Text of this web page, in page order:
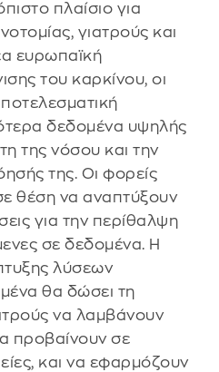
πλαίσιο για
γιατρούς και
ευρωπαϊκή
του καρκίνου, οι
δεδομένα υψηλής
της νόσου και την
της. Οι φορείς
θέση να αναπτύξουν
για την περίθαλψη
σε δεδομένα. Η
λύσεων
θα δώσει τη
να λαμβάνουν
προβαίνουν σε
και να εφαρμόζουν